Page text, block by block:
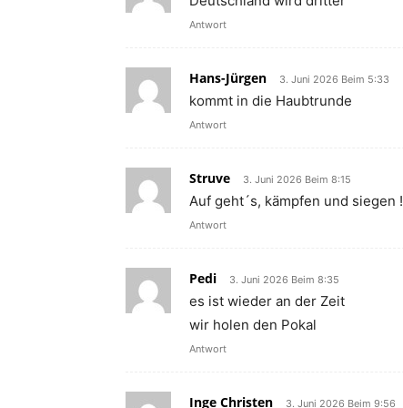
Antwort
Hans-Jürgen 3. Juni 2026 Beim 5:33
kommt in die Haubtrunde
Antwort
Struve 3. Juni 2026 Beim 8:15
Auf geht´s, kämpfen und siegen !
Antwort
Pedi 3. Juni 2026 Beim 8:35
es ist wieder an der Zeit
wir holen den Pokal
Antwort
Inge Christen 3. Juni 2026 Beim 9:56